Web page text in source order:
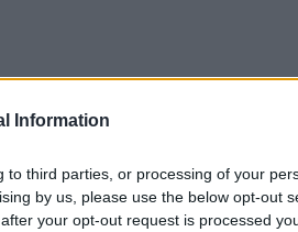
Information
to third parties, or processing of your
by us, please use the below opt-out
your opt-out request is processed
pasaulinio karo ir pokario
ir alternatyvias mokėjimo